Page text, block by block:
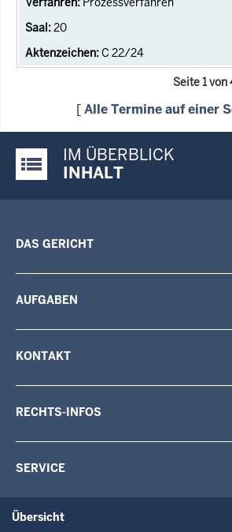
20
C 22/24
Seite 1 von
[Alle Termine auf einer
Justiz-Portal im Überblick:
IM ÜBERBLICK
INHALT
DAS GERICHT
AUFGABEN
KONTAKT
RECHTS-INFOS
SERVICE
Übersicht